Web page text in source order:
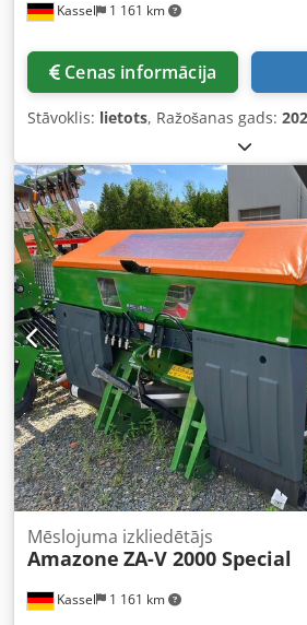
Kassel 1 161 km
Cenas informācija
Stāvoklis: lietots, Ražošanas gads:
Kassel 1 161 km
Mēslojuma izkliedētājs
Amazone ZA-V 2000 Special